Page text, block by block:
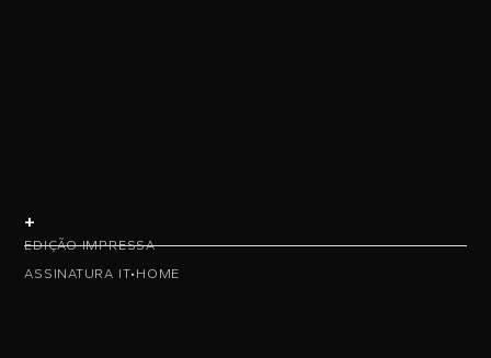
+
EDIÇÃO IMPRESSA
ASSINATURA IT•HOME